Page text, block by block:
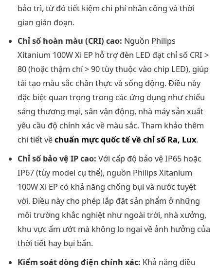
bảo trì, từ đó tiết kiệm chi phí nhân công và thời
gian gián đoạn.
Chỉ số hoàn màu (CRI) cao: Nguồn Philips
Xitanium 100W Xi EP hỗ trợ đèn LED đạt chỉ số CRI >
80 (hoặc thậm chí > 90 tùy thuộc vào chip LED), giúp
tái tạo màu sắc chân thực và sống động. Điều này
đặc biệt quan trọng trong các ứng dụng như chiếu
sáng thương mại, sân vận động, nhà máy sản xuất
yêu cầu độ chính xác về màu sắc. Tham khảo thêm
chi tiết vềchuẩn mực quốc tế về chỉ số Ra, Lux.
Chỉ số bảo vệ IP cao: Với cấp độ bảo vệ IP65 hoặc
IP67 (tùy model cụ thể), nguồn Philips Xitanium
100W Xi EP có khả năng chống bụi và nước tuyệt
vời. Điều này cho phép lắp đặt sản phẩm ở những
môi trường khắc nghiệt như ngoài trời, nhà xưởng,
khu vực ẩm ướt mà không lo ngại về ảnh hưởng của
thời tiết hay bụi bẩn.
Kiểm soát dòng điện chính xác: Khả năng điều